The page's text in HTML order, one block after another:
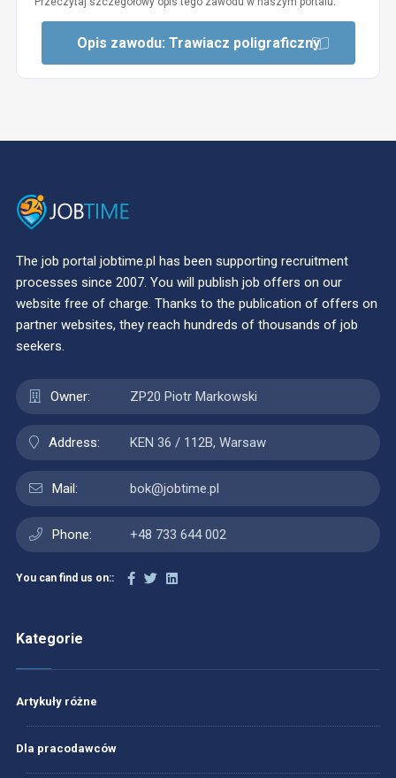
Opis zawodu: Trawiacz poligraficzny
The job portal jobtime.pl has been supporting recruitment
processes since 2007. You will publish job offers on our
website free of charge. Thanks to the publication of offers on
partner websites, they reach hundreds of thousands of job
seekers.
Owner: ZP20 Piotr Markowski
Address: KEN 36 / 112B, Warsaw
Mail: bok@jobtime.pl
Phone: +48 733 644 002
You can find us on::
Kategorie
Artykuły różne
Dla pracodawców